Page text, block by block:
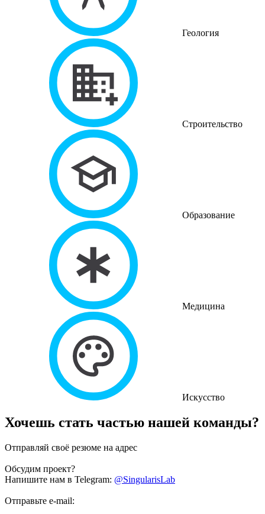
Геология
Строительство
Образование
Медицина
Искусство
Хочешь стать частью нашей команды?
Отправляй своё резюме на адрес
Обсудим проект?
Напишите нам в Telegram: @SingularisLab
Отправьте e-mail: